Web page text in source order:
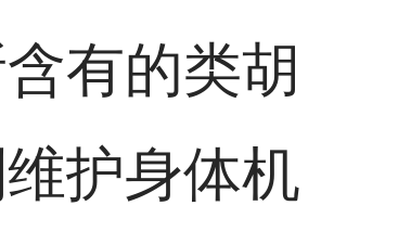
有的类胡
护身体机